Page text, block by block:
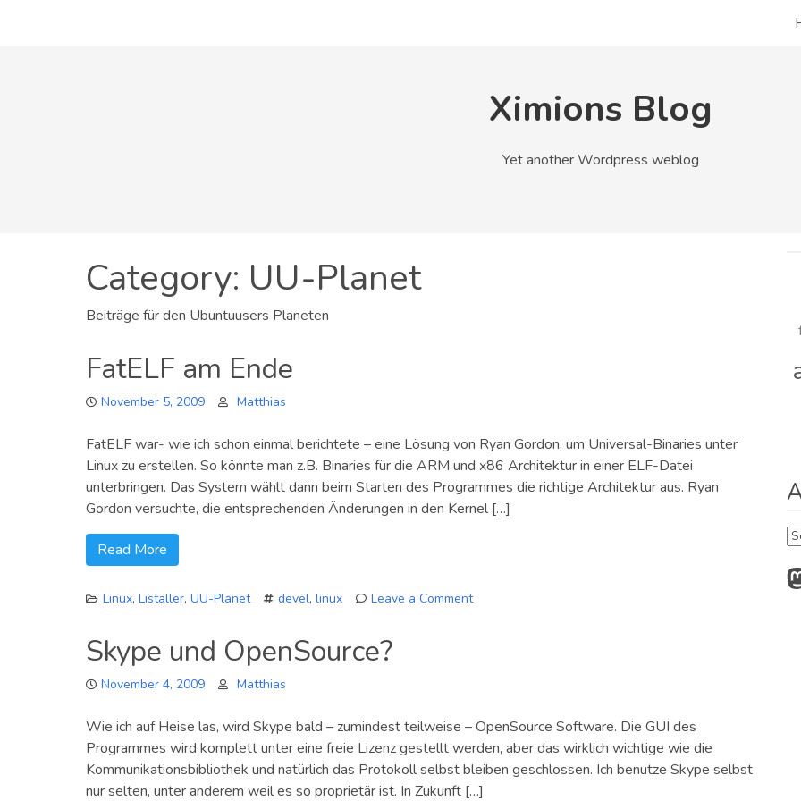
Ximions Blog
Yet another Wordpress weblog
Category: UU-Planet
Beiträge für den Ubuntuusers Planeten
FatELF am Ende
November 5, 2009 Matthias
FatELF war- wie ich schon einmal berichtete – eine Lösung von Ryan Gordon, um Universal-Binaries unter
Linux zu erstellen. So könnte man z.B. Binaries für die ARM und x86 Architektur in einer ELF-Datei
unterbringen. Das System wählt dann beim Starten des Programmes die richtige Architektur aus. Ryan
Gordon versuchte, die entsprechenden Änderungen in den Kernel […]
Read More
Linux, Listaller, UU-Planet devel, linux
Leave a Comment
Skype und OpenSource?
November 4, 2009 Matthias
Wie ich auf Heise las, wird Skype bald – zumindest teilweise – OpenSource Software. Die GUI des
Programmes wird komplett unter eine freie Lizenz gestellt werden, aber das wirklich wichtige wie die
Kommunikationsbibliothek und natürlich das Protokoll selbst bleiben geschlossen. Ich benutze Skype selbst
nur selten, unter anderem weil es so proprietär ist. In Zukunft […]